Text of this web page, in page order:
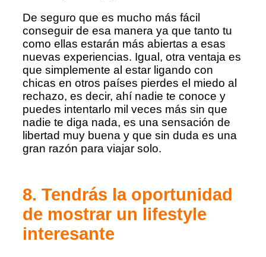
De seguro que es mucho más fácil
conseguir de esa manera ya que tanto tu
como ellas estarán más abiertas a esas
nuevas experiencias. Igual, otra ventaja es
que simplemente al estar ligando con
chicas en otros países pierdes el miedo al
rechazo, es decir, ahí nadie te conoce y
puedes intentarlo mil veces más sin que
nadie te diga nada, es una sensación de
libertad muy buena y que sin duda es una
gran razón para viajar solo.
8. Tendrás la oportunidad
de mostrar un lifestyle
interesante